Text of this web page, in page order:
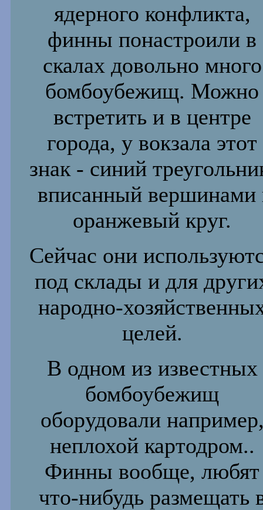
ядерного конфликта,
финны понастроили в
скалах довольно много
бомбоубежищ. Можно
встретить и в центре
города, у вокзала этот
знак - синий
вписанный вершинами
оранжевый круг.
Сейчас они
под склады и для
народно-
целей.
В одном из известных
бомбоубежищ
оборудовали
неплохой картодром..
Финны вообще, любят
что-нибудь размещать